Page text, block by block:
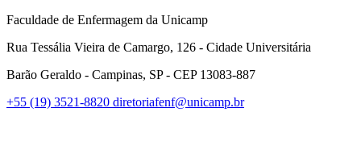
Faculdade de Enfermagem da Unicamp
Rua Tessália Vieira de Camargo, 126 - Cidade Universitária
Barão Geraldo - Campinas, SP - CEP 13083-887
+55 (19) 3521-8820 diretoriafenf@unicamp.br